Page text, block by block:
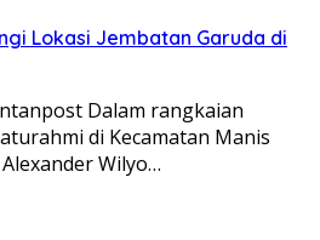
Lokasi Jembatan Garuda di
Dalam rangkaian
di Kecamatan Manis
Wilyo…